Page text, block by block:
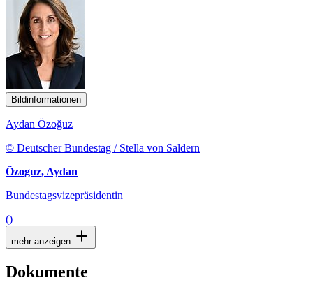
Bildinformationen
Aydan Özoğuz
© Deutscher Bundestag / Stella von Saldern
Özoguz, Aydan
Bundestagsvizepräsidentin
()
mehr anzeigen
Dokumente